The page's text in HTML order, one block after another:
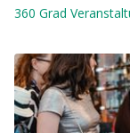
360 Grad